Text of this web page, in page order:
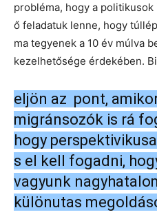
probléma, hogy a
ő feladatuk lenne, hogy
ma tegyenek a 10 év múlva
kezelhetősége érdekében.
eljön az pont,
migránsozók is rá
hogy
s el kell fogadni,
vagyunk
különutas